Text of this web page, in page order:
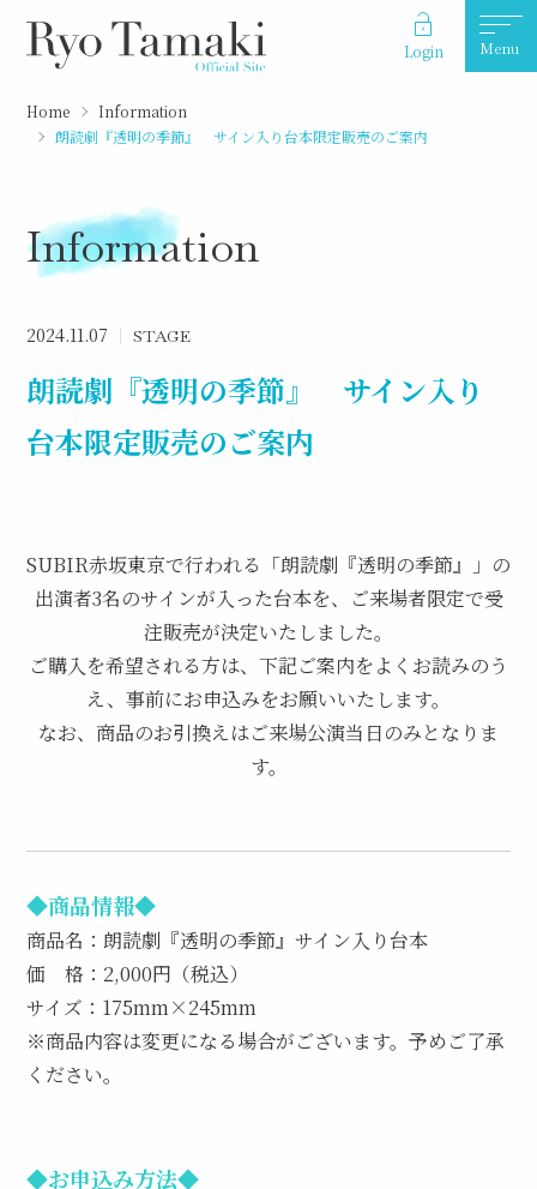
Login Menu
Home
Information
朗読劇『透明の季節』 サイン入り台本限定販売のご案内
Information
2024.11.07 STAGE
朗読劇『透明の季節』 サイン入り
台本限定販売のご案内
SUBIR赤坂東京で行われる「朗読劇『透明の季節』」の
出演者3名のサインが入った台本を、ご来場者限定で受
注販売が決定いたしました。
ご購入を希望される方は、下記ご案内をよくお読みのう
え、事前にお申込みをお願いいたします。
なお、商品のお引換えはご来場公演当日のみとなりま
す。
◆商品情報◆
商品名：朗読劇『透明の季節』サイン入り台本
価 格：2,000円（税込）
サイズ：175mm×245mm
※商品内容は変更になる場合がございます。予めご了承
ください。
◆お申込み方法◆